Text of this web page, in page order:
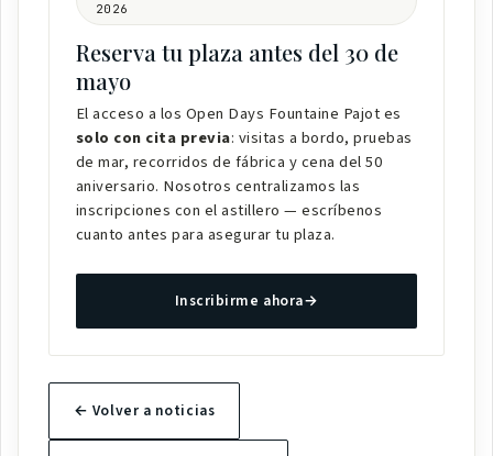
2026
Reserva tu plaza antes del 30 de
mayo
El acceso a los Open Days Fountaine Pajot es
solo con cita previa: visitas a bordo, pruebas
de mar, recorridos de fábrica y cena del 50
aniversario. Nosotros centralizamos las
inscripciones con el astillero — escríbenos
cuanto antes para asegurar tu plaza.
Inscribirme ahora→
← Volver a noticias